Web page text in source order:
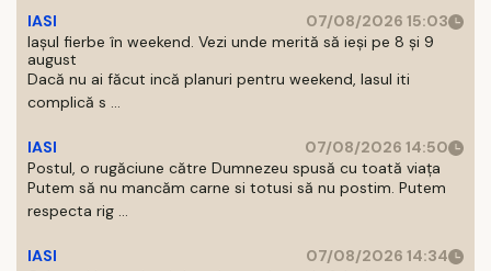
IASI
07/08/2026 15:03
Iașul fierbe în weekend. Vezi unde merită să ieși pe 8 și 9
august
Dacă nu ai făcut incă planuri pentru weekend, Iasul iti
complică s ...
IASI
07/08/2026 14:50
Postul, o rugăciune către Dumnezeu spusă cu toată viața
Putem să nu mancăm carne si totusi să nu postim. Putem
respecta rig ...
IASI
07/08/2026 14:34